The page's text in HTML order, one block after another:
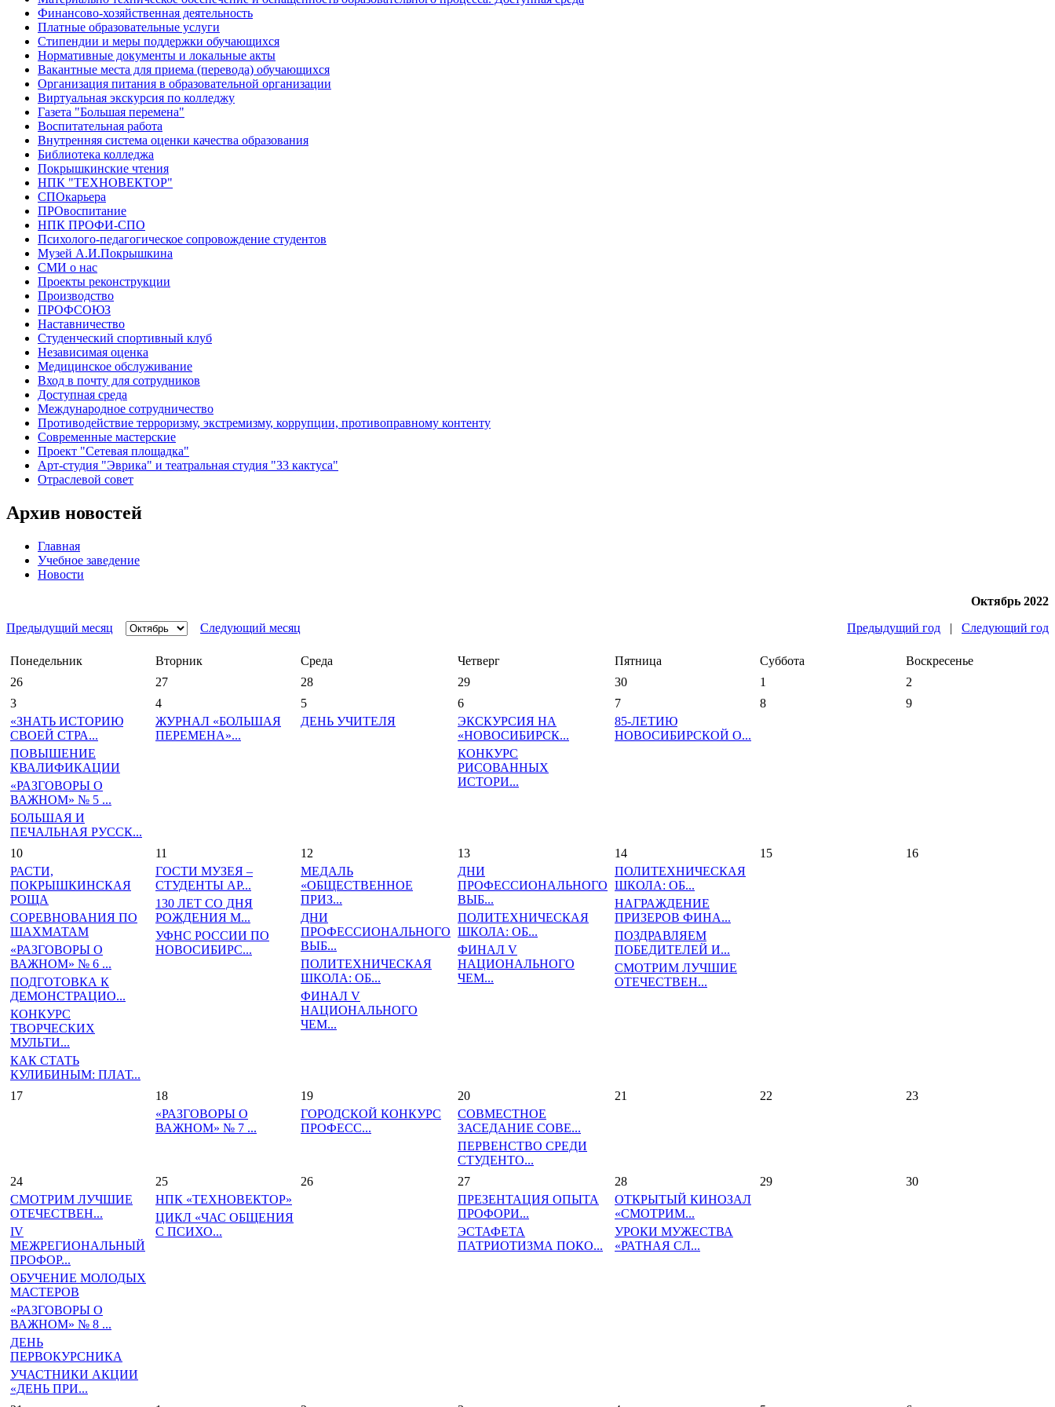
Финансово-хозяйственная деятельность
Платные образовательные услуги
Стипендии и меры поддержки обучающихся
Нормативные документы и локальные акты
Вакантные места для приема (перевода) обучающихся
Организация питания в образовательной организации
Виртуальная экскурсия по колледжу
Газета "Большая перемена"
Воспитательная работа
Внутренняя система оценки качества образования
Библиотека колледжа
Покрышкинские чтения
НПК "ТЕХНОВЕКТОР"
СПОкарьера
ПРОвоспитание
НПК ПРОФИ-СПО
Психолого-педагогическое сопровождение студентов
Музей А.И.Покрышкина
СМИ о нас
Проекты реконструкции
Производство
ПРОФСОЮЗ
Наставничество
Студенческий спортивный клуб
Независимая оценка
Медицинское обслуживание
Вход в почту для сотрудников
Доступная среда
Международное сотрудничество
Противодействие терроризму, экстремизму, коррупции, противоправному контенту
Современные мастерские
Проект "Сетевая площадка"
Арт-студия "Эврика" и театральная студия "33 кактуса"
Отраслевой совет
Архив новостей
Главная
Учебное заведение
Новости
Октябрь 2022
Предыдущий месяц
Следующий месяц Предыдущий год | Следующий год
Понедельник Вторник Среда Четверг Пятница Суббота
Воскресенье
26
27 28 29 30 1
2
3
«ЗНАТЬ ИСТОРИЮ
СВОЕЙ СТРА...
ПОВЫШЕНИЕ
КВАЛИФИКАЦИИ
«РАЗГОВОРЫ О
ВАЖНОМ» № 5 ...
БОЛЬШАЯ И
ПЕЧАЛЬНАЯ РУССК...
4
ЖУРНАЛ «БОЛЬШАЯ
ПЕРЕМЕНА»...
5
ДЕНЬ УЧИТЕЛЯ
6
ЭКСКУРСИЯ НА
«НОВОСИБИРСК...
КОНКУРС
РИСОВАННЫХ
ИСТОРИ...
7
85-ЛЕТИЮ
НОВОСИБИРСКОЙ О...
8 9
10
РАСТИ,
ПОКРЫШКИНСКАЯ
РОЩА
СОРЕВНОВАНИЯ ПО
ШАХМАТАМ
«РАЗГОВОРЫ О
ВАЖНОМ» № 6 ...
ПОДГОТОВКА К
ДЕМОНСТРАЦИО...
КОНКУРС
ТВОРЧЕСКИХ
МУЛЬТИ...
КАК СТАТЬ
КУЛИБИНЫМ: ПЛАТ...
11
ГОСТИ МУЗЕЯ –
СТУДЕНТЫ АР...
130 ЛЕТ СО ДНЯ
РОЖДЕНИЯ М...
УФНС РОССИИ ПО
НОВОСИБИРС...
12
МЕДАЛЬ
«ОБЩЕСТВЕННОЕ
ПРИЗ...
ДНИ
ПРОФЕССИОНАЛЬНОГО
ВЫБ...
ПОЛИТЕХНИЧЕСКАЯ
ШКОЛА: ОБ...
ФИНАЛ V
НАЦИОНАЛЬНОГО
ЧЕМ...
13
ДНИ
ПРОФЕССИОНАЛЬНОГО
ВЫБ...
ПОЛИТЕХНИЧЕСКАЯ
ШКОЛА: ОБ...
ФИНАЛ V
НАЦИОНАЛЬНОГО
ЧЕМ...
14
ПОЛИТЕХНИЧЕСКАЯ
ШКОЛА: ОБ...
НАГРАЖДЕНИЕ
ПРИЗЕРОВ ФИНА...
ПОЗДРАВЛЯЕМ
ПОБЕДИТЕЛЕЙ И...
СМОТРИМ ЛУЧШИЕ
ОТЕЧЕСТВЕН...
15 16
17
18
«РАЗГОВОРЫ О
ВАЖНОМ» № 7 ...
19
ГОРОДСКОЙ КОНКУРС
ПРОФЕСС...
20
СОВМЕСТНОЕ
ЗАСЕДАНИЕ СОВЕ...
ПЕРВЕНСТВО СРЕДИ
СТУДЕНТО...
21 22 23
24
СМОТРИМ ЛУЧШИЕ
ОТЕЧЕСТВЕН...
IV
МЕЖРЕГИОНАЛЬНЫЙ
ПРОФОР...
ОБУЧЕНИЕ МОЛОДЫХ
МАСТЕРОВ
«РАЗГОВОРЫ О
ВАЖНОМ» № 8 ...
ДЕНЬ
ПЕРВОКУРСНИКА
УЧАСТНИКИ АКЦИИ
«ДЕНЬ ПРИ...
25
НПК «ТЕХНОВЕКТОР»
ЦИКЛ «ЧАС ОБЩЕНИЯ
С ПСИХО...
26
27
ПРЕЗЕНТАЦИЯ ОПЫТА
ПРОФОРИ...
ЭСТАФЕТА
ПАТРИОТИЗМА ПОКО...
28
ОТКРЫТЫЙ КИНОЗАЛ
«СМОТРИМ...
УРОКИ МУЖЕСТВА
«РАТНАЯ СЛ...
29 30